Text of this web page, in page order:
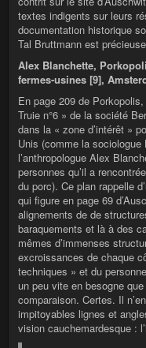
textes indigents sur leurs
documentation historique
Tal Bruttmann est
Alex Blanchette,
fermes-usines [9],
En page 209 de
Truie n°6 » de la société
dans la « zone d’intérêt »
Unis (comme la
l’anthropologue Alex
personnes qu’il a
du porc). Ce plan rappelle
qui figure en page 69
alignements de de
baraquements et là à des
mêmes d’immenses
excroissances de chaque
techniques » et du
un peu vite en besogne
comparaison. Certes. Il
impitoyables lignes et
vision cauchemardesque :